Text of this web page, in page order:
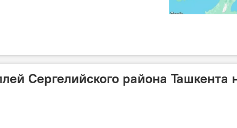
Сергелийского района Ташкента